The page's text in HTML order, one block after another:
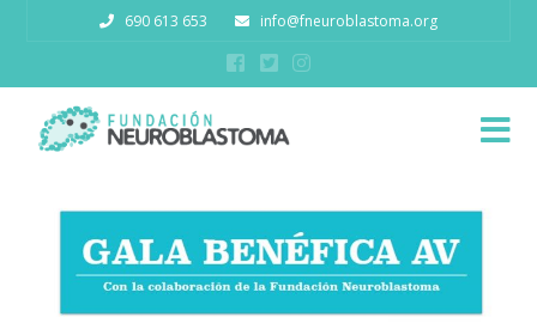
690 613 653 info@fneuroblastoma.org